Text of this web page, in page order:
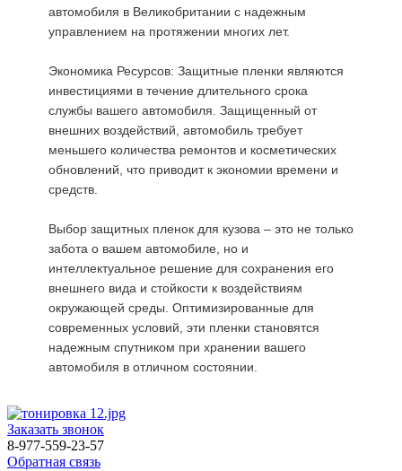
автомобиля в Великобритании с надежным
управлением на протяжении многих лет.
Экономика Ресурсов: Защитные пленки являются
инвестициями в течение длительного срока
службы вашего автомобиля. Защищенный от
внешних воздействий, автомобиль требует
меньшего количества ремонтов и косметических
обновлений, что приводит к экономии времени и
средств.
Выбор защитных пленок для кузова – это не только
забота о вашем автомобиле, но и
интеллектуальное решение для сохранения его
внешнего вида и стойкости к воздействиям
окружающей среды. Оптимизированные для
современных условий, эти пленки становятся
надежным спутником при хранении вашего
автомобиля в отличном состоянии.
Заказать звонок
8-977-559-23-57
Обратная связь